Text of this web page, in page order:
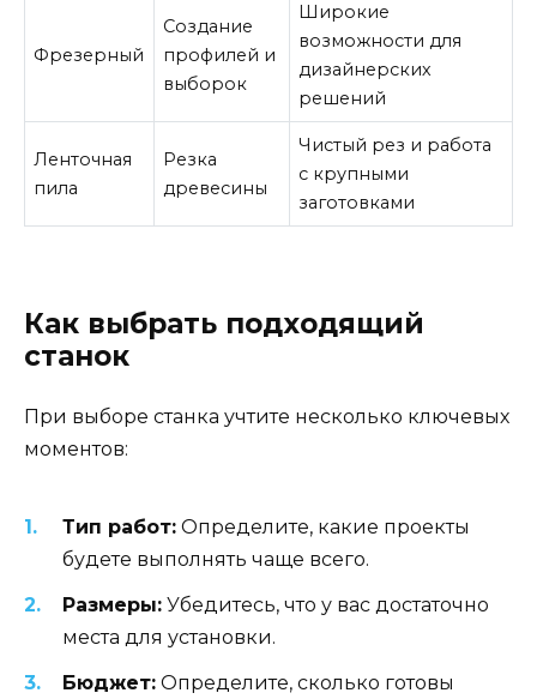
Фрезерный
Создание
профилей и
выборок
Широкие
возможности для
дизайнерских
решений
Ленточная
пила
Резка
древесины
Чистый рез и работа
с крупными
заготовками
Как выбрать подходящий
станок
При выборе станка учтите несколько ключевых
моментов:
Тип работ: Определите, какие проекты
будете выполнять чаще всего.
Размеры: Убедитесь, что у вас достаточно
места для установки.
Бюджет: Определите, сколько готовы